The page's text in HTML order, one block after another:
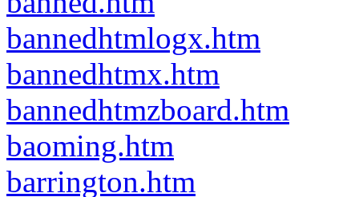
bannedhtmlogx.htm
bannedhtmx.htm
bannedhtmzboard.htm
baoming.htm
barrington.htm